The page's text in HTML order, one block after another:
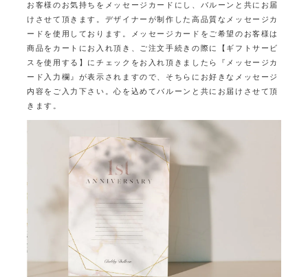
お客様のお気持ちをメッセージカードにし、バルーンと共にお届
けさせて頂きます。 デザイナーが制作した高品質なメッセージカ
ードを使用しております。
メッセージカードをご希望のお客様は
商品をカートにお入れ頂き、ご注文手続きの際に
【ギフトサービ
スを使用する】にチェックをお入れ頂きましたら
『メッセージカ
ード入力欄』が表示されますので、そちらにお好きなメッセージ
内容をご入力下さい。心を込めてバルーンと共にお届けさせて頂
きます。